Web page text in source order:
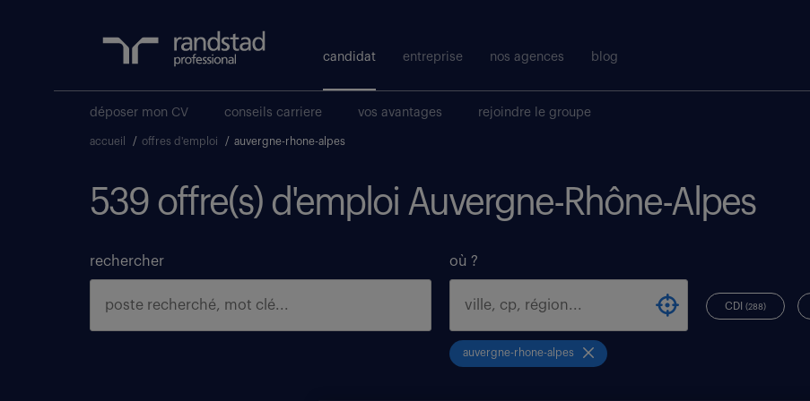
candidat entreprise nos agences blog
déposer mon CV conseils carriere vos avantages rejoindre le groupe
accueil / offres d'emploi / auvergne-rhone-alpes
539 offre(s) d'emploi Auvergne-Rhône-Alpes
rechercher où ?
auvergne-rhone-alpes
CDI(288)